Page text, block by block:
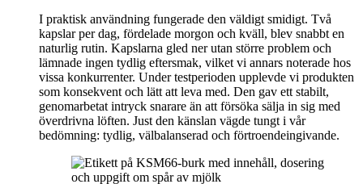
I praktisk användning fungerade den väldigt smidigt. Två
kapslar per dag, fördelade morgon och kväll, blev snabbt en
naturlig rutin. Kapslarna gled ner utan större problem och
lämnade ingen tydlig eftersmak, vilket vi annars noterade hos
vissa konkurrenter. Under testperioden upplevde vi produkten
som konsekvent och lätt att leva med. Den gav ett stabilt,
genomarbetat intryck snarare än att försöka sälja in sig med
överdrivna löften. Just den känslan vägde tungt i vår
bedömning: tydlig, välbalanserad och förtroendeingivande.